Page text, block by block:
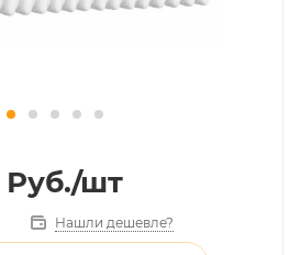
Руб./шт
Нашли дешевле?